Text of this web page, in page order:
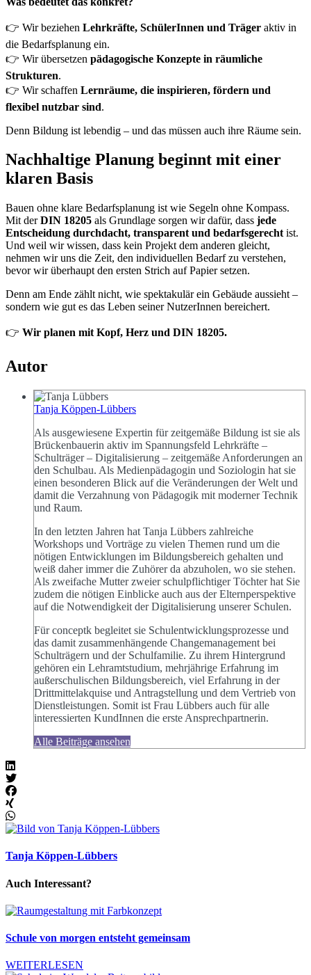
👉 Wir beziehen Lehrkräfte, SchülerInnen und Träger aktiv in
die Bedarfsplanung ein.
👉 Wir übersetzen pädagogische Konzepte in räumliche
Strukturen.
👉 Wir schaffen Lernräume, die inspirieren, fördern und
flexibel nutzbar sind.
Denn Bildung ist lebendig – und das müssen auch ihre Räume sein.
Nachhaltige Planung beginnt mit einer
klaren Basis
Bauen ohne klare Bedarfsplanung ist wie Segeln ohne Kompass.
Mit derDIN 18205 als Grundlage sorgen wir dafür, dass jede
Entscheidung durchdacht, transparent und bedarfsgerecht ist.
Und weil wir wissen, dass kein Projekt dem anderen gleicht,
nehmen wir uns die Zeit, den individuellen Bedarf zu verstehen,
bevor wir überhaupt den ersten Strich auf Papier setzen.
Denn am Ende zählt nicht, wie spektakulär ein Gebäude aussieht –
sondern wie gut es das Leben seiner NutzerInnen bereichert.
👉 Wir planen mit Kopf, Herz und DIN 18205.
Autor
Tanja Köppen-Lübbers
Als ausgewiesene Expertin für zeitgemäße Bildung ist sie als
Brückenbauerin aktiv im Spannungsfeld Lehrkräfte –
Schulträger – Digitalisierung – zeitgemäße Anforderungen an
den Schulbau. Als Medienpädagogin und Soziologin hat sie
einen besonderen Blick auf die Veränderungen der Welt und
damit die Verzahnung von Pädagogik mit moderner Technik
und Raum.
In den letzten Jahren hat Tanja Lübbers zahlreiche
Workshops und Vorträge zu vielen Themen rund um die
nötigen Entwicklungen im Bildungsbereich gehalten und
weiß daher immer die Zuhörer da abzuholen, wo sie stehen.
Als zweifache Mutter zweier schulpflichtiger Töchter hat Sie
zudem die nötigen Einblicke auch aus der Elternperspektive
auf die Notwendigkeit der Digitalisierung unserer Schulen.
Für conceptk begleitet sie Schulentwicklungsprozesse und
das damit zusammenhängende Changemanagement bei
Schulträgern und der Schulfamilie. Zu ihrem Hintergrund
gehören ein Lehramtstudium, mehrjährige Erfahrung im
außerschulischen Bildungsbereich, viel Erfahrung in der
Drittmittelakquise und Antragstellung und dem Vertrieb von
Dienstleistungen. Somit ist Frau Lübbers auch für alle
interessierten KundInnen die erste Ansprechpartnerin.
Alle Beiträge ansehen
Tanja Köppen-Lübbers
Auch Interessant?
Schule von morgen entsteht gemeinsam
WEITERLESEN